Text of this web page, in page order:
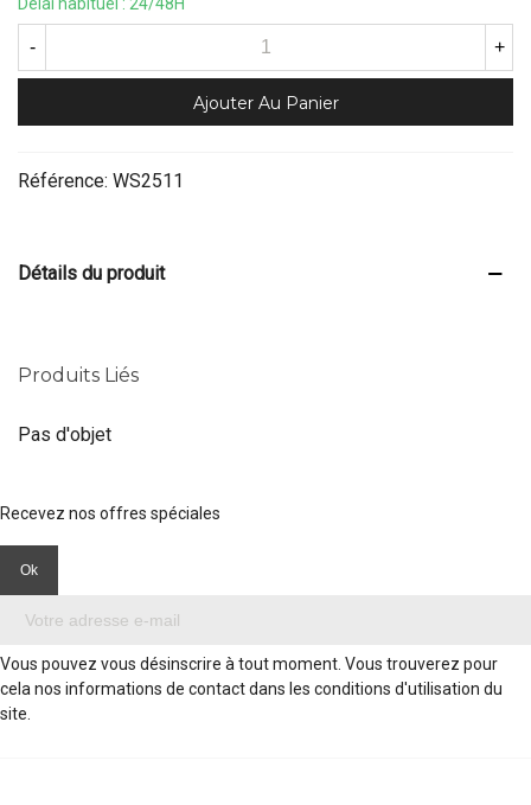
- +
Ajouter Au Panier
Référence: WS2511
Détails du produit
Produits Liés
Pas d'objet
Recevez nos offres spéciales
Vous pouvez vous désinscrire à tout moment. Vous trouverez pour
cela nos informations de contact dans les conditions d'utilisation du
site.